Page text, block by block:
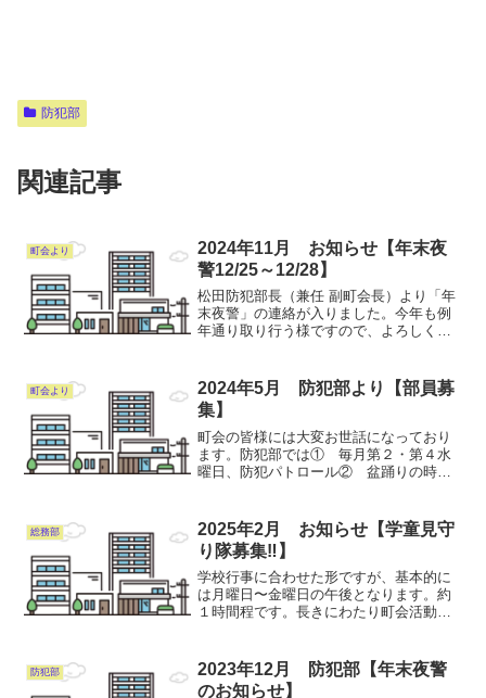
防犯部
関連記事
町会より
2024年11月 お知らせ【年末夜
警12/25～12/28】
松田防犯部長（兼任 副町会長）より「年
末夜警」の連絡が入りました。今年も例
年通り取り行う様ですので、よろしくお
さんにお伝えしたいと思っております。
年末夜警は12月25日...
町会より
2024年5月 防犯部より【部員募
集】
町会の皆様には大変お世話になっており
ます。防犯部では① 毎月第２・第４水
曜日、防犯パトロール② 盆踊りの時の
す。ぜひご連絡ください。よろしくお願
いします。
総務部
2025年2月 お知らせ【学童見守
り隊募集‼︎】
学校行事に合わせた形ですが、基本的に
は月曜日〜金曜日の午後となります。約
１時間程です。長きにわたり町会活動の
活動です。ぜひご参加お願いします。 連
絡先 湯淺 美智子
防犯部
2023年12月 防犯部【年末夜警
のお知らせ】